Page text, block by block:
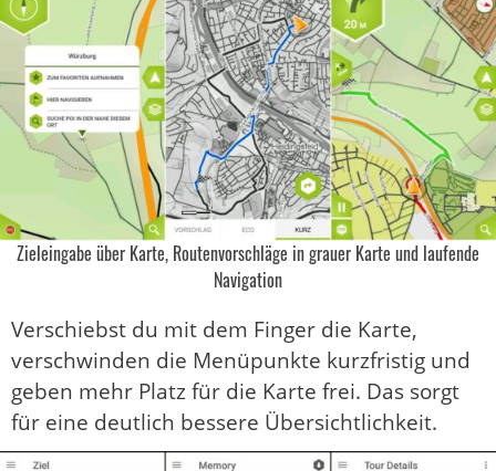
Zieleingabe über Karte, Routenvorschläge in grauer Karte und laufende
Navigation
Verschiebst du mit dem Finger die Karte,
verschwinden die Menüpunkte kurzfristig und
geben mehr Platz für die Karte frei. Das sorgt
für eine deutlich bessere Übersichtlichkeit.